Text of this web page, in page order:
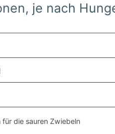
je nach
für die sauren Zwiebeln